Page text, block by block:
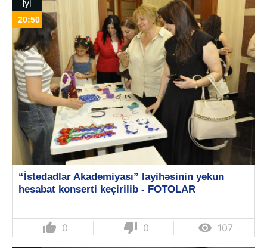
İyl
20:50
“İstedadlar Akademiyası” layihəsinin yekun
hesabat konserti keçirilib - FOTOLAR
thumb_up 0 thumb_down 0  107